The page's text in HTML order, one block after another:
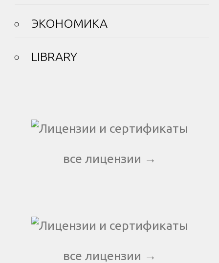
ЭКОНОМИКА
LIBRARY
все лицензии →
все лицензии →